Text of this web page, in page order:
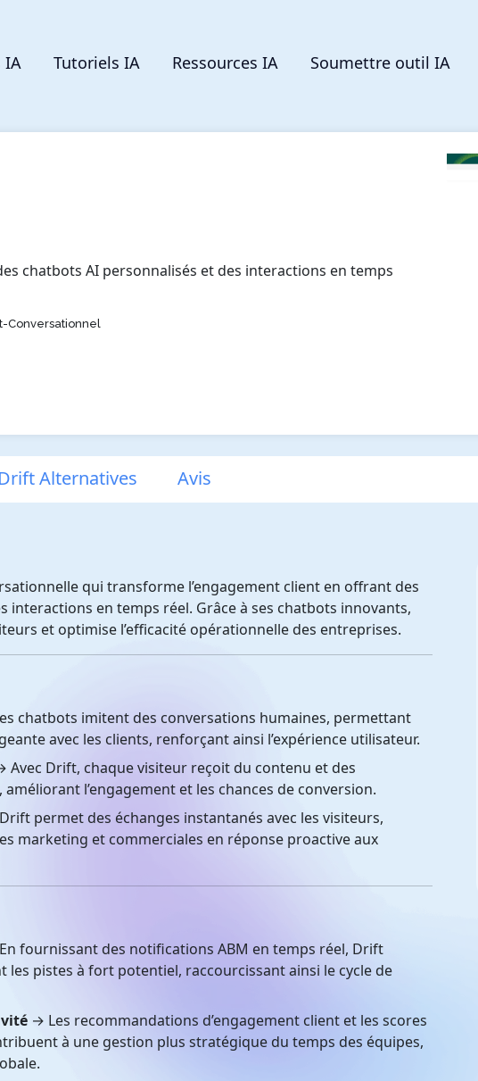
IA Tutoriels IA Ressources IA Soumettre outil IA
chatbots AI personnalisés et des interactions en temps
Conversationnel
Drift Alternatives Avis
qui transforme l’engagement client en offrant des
interactions en temps réel. Grâce à ses chatbots innovants,
et optimise l’efficacité opérationnelle des entreprises.
chatbots imitent des conversations humaines, permettant
avec les clients, renforçant ainsi l’expérience utilisateur.
Avec Drift, chaque visiteur reçoit du contenu et des
l’engagement et les chances de conversion.
permet des échanges instantanés avec les visiteurs,
marketing et commerciales en réponse proactive aux
fournissant des notifications ABM en temps réel, Drift
les pistes à fort potentiel, raccourcissant ainsi le cycle de
→ Les recommandations d’engagement client et les scores
à une gestion plus stratégique du temps des équipes,